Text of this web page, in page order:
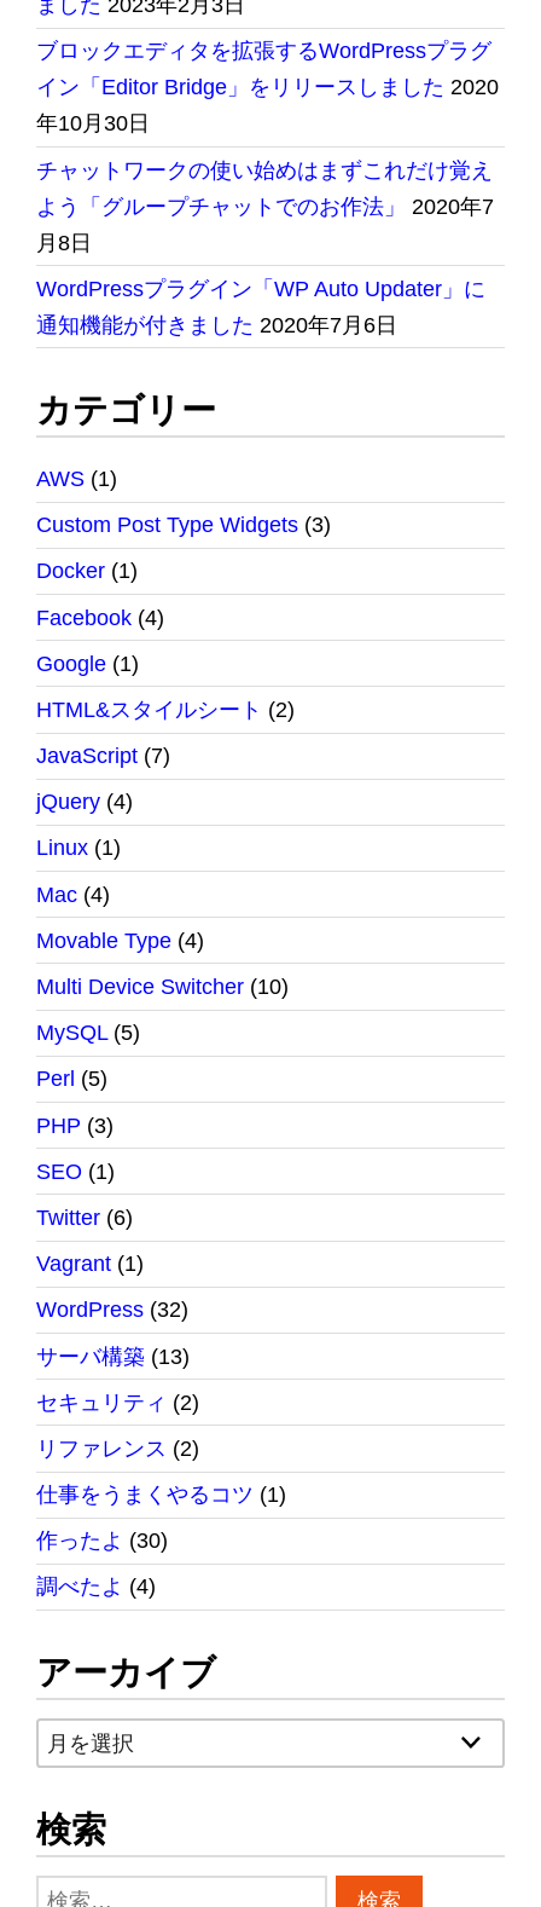
ました 2023年2月3日
ブロックエディタを拡張するWordPressプラグ
イン「Editor Bridge」をリリースしました 2020
年10月30日
チャットワークの使い始めはまずこれだけ覚え
よう「グループチャットでのお作法」
2020年7
月8日
WordPressプラグイン「WP Auto Updater」に
通知機能が付きました 2020年7月6日
カテゴリー
AWS (1)
Custom Post Type Widgets (3)
Docker (1)
Facebook (4)
Google (1)
HTML&スタイルシート (2)
JavaScript (7)
jQuery (4)
Linux (1)
Mac (4)
Movable Type (4)
Multi Device Switcher (10)
MySQL(5)
Perl (5)
PHP (3)
SEO (1)
Twitter (6)
Vagrant (1)
WordPress (32)
サーバ構築 (13)
セキュリティ (2)
リファレンス (2)
仕事をうまくやるコツ (1)
作ったよ (30)
調べたよ (4)
アーカイブ
ア
ー
カ
イ
ブ
検索
検